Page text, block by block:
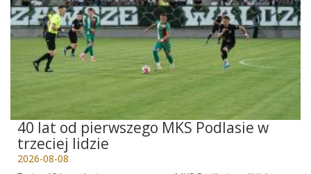
40 lat od pierwszego MKS Podlasie w
trzeciej lidzie
2026-08-08